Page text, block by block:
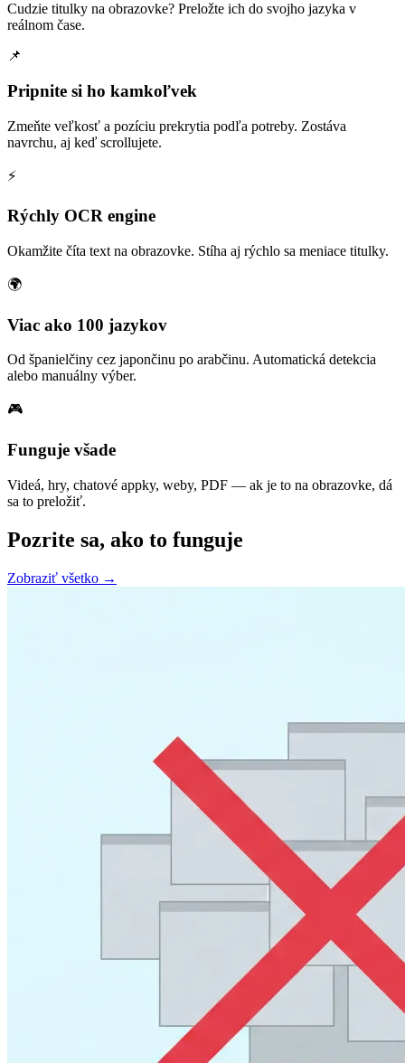
Cudzie titulky na obrazovke? Preložte ich do svojho jazyka v
reálnom čase.
📌
Pripnite si ho kamkoľvek
Zmeňte veľkosť a pozíciu prekrytia podľa potreby. Zostáva
navrchu, aj keď scrollujete.
⚡
Rýchly OCR engine
Okamžite číta text na obrazovke. Stíha aj rýchlo sa meniace titulky.
🌍
Viac ako 100 jazykov
Od španielčiny cez japončinu po arabčinu. Automatická detekcia
alebo manuálny výber.
🎮
Funguje všade
Videá, hry, chatové appky, weby, PDF — ak je to na obrazovke, dá
sa to preložiť.
Pozrite sa, ako to funguje
Zobraziť všetko →